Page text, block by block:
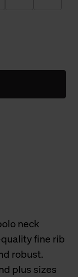
neck
fine rib
robust.
plus sizes